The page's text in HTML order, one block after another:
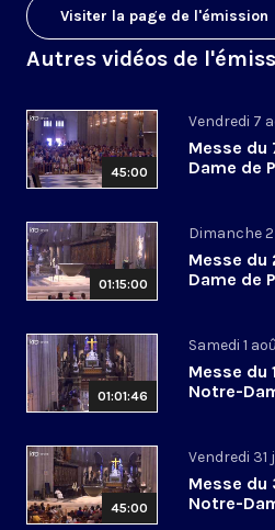
Visiter la page de l'émission
Autres vidéos de
45:00
Vendredi 7
Messe
Dame de
01:15:00
Dimanche
Messe
Dame de
01:01:46
Samedi 1
Messe du
Notre-
45:00
Vendredi
Messe du
Notre-